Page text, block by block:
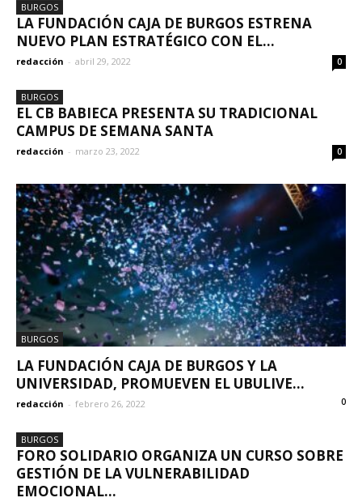
BURGOS
LA FUNDACIÓN CAJA DE BURGOS ESTRENA
NUEVO PLAN ESTRATÉGICO CON EL...
redacción - abril 29, 2022 0
BURGOS
EL CB BABIECA PRESENTA SU TRADICIONAL
CAMPUS DE SEMANA SANTA
redacción - marzo 23, 2022 0
BURGOS
LA FUNDACIÓN CAJA DE BURGOS Y LA
UNIVERSIDAD, PROMUEVEN EL UBULIVE...
redacción - febrero 26, 2022 0
BURGOS
FORO SOLIDARIO ORGANIZA UN CURSO SOBRE
GESTIÓN DE LA VULNERABILIDAD
EMOCIONAL...